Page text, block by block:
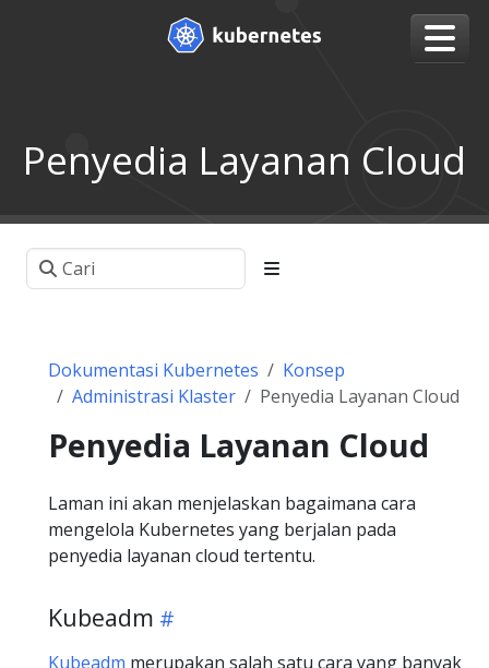
Penyedia Layanan Cloud
Dokumentasi Kubernetes
Konsep
Administrasi Klaster
Penyedia Layanan Cloud
Penyedia Layanan Cloud
Laman ini akan menjelaskan bagaimana cara
mengelola Kubernetes yang berjalan pada
penyedia layanan cloud tertentu.
Kubeadm
Kubeadm merupakan salah satu cara yang banyak